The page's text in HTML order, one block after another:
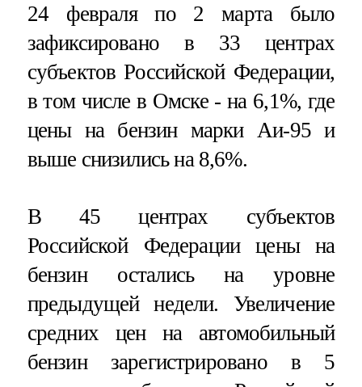
24 февраля по 2 марта было
зафиксировано в 33 центрах
субъектов Российской Федерации,
в том числе в Омске - на 6,1%, где
цены на бензин марки Аи-95 и
выше снизились на 8,6%.
В 45 центрах субъектов
Российской Федерации цены на
бензин остались на уровне
предыдущей недели. Увеличение
средних цен на автомобильный
бензин зарегистрировано в 5